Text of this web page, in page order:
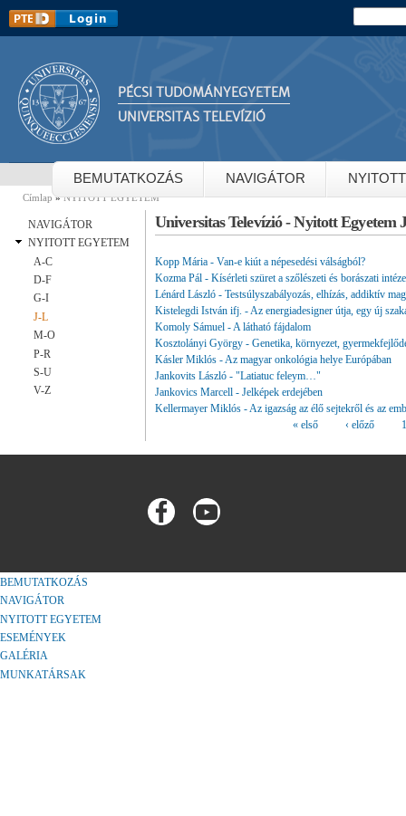
PÉCSI TUDOMÁNYEGYETEM
UNIVERSITAS TELEVÍZIÓ
BEMUTATKOZÁS NAVIGÁTOR
Jelenlegi hely
Címlap»NYITOTT EGYETEM
NAVIGÁTOR
NYITOTT EGYETEM
A-C
D-F
G-I
J-L
M-O
P-R
S-U
V-Z
Universitas Televízió - Nyitott Egyetem
Kopp Mária - Van-e kiút a népesedési válságból?
Kozma Pál - Kísérleti szüret a szőlészeti és borászati
Lénárd László - Testsúlyszabályozás, elhízás, addiktív
Kistelegdi István ifj. - Az energiadesigner útja, egy új
Komoly Sámuel - A látható fájdalom
Kosztolányi György - Genetika, környezet,
Kásler Miklós - Az magyar onkológia helye Európában
Jankovits László - "Latiatuc feleym…"
Jankovics Marcell - Jelképek erdejében
Kellermayer Miklós - Az igazság az élő sejtekről és az
« első ‹ előző 1
BEMUTATKOZÁS
NAVIGÁTOR
NYITOTT EGYETEM
ESEMÉNYEK
GALÉRIA
MUNKATÁRSAK